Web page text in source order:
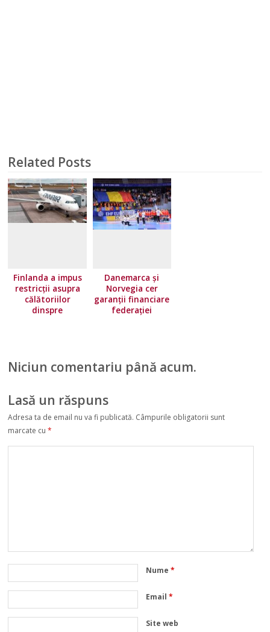
Related Posts
Finlanda a impus
restricţii asupra
călătoriilor
dinspre
condițiile de
călătorie
Danemarca și
Norvegia cer
garanții financiare
federației
Niciun comentariu până acum.
Lasă un răspuns
Adresa ta de email nu va fi publicată. Câmpurile obligatorii sunt
marcate cu*
Nume*
Email*
Site web